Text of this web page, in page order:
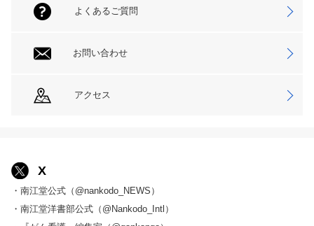
よくあるご質問
お問い合わせ
アクセス
X
・南江堂公式（@nankodo_NEWS）
・南江堂洋書部公式（@Nankodo_Intl）